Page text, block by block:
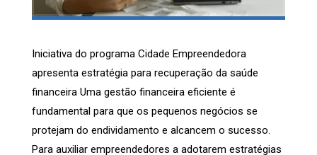
Iniciativa do programa Cidade Empreendedora
apresenta estratégia para recuperação da saúde
financeira Uma gestão financeira eficiente é
fundamental para que os pequenos negócios se
protejam do endividamento e alcancem o sucesso.
Para auxiliar empreendedores a adotarem estratégias